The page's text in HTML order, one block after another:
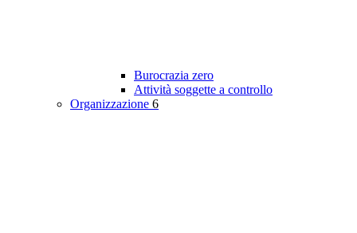
Burocrazia zero
Attività soggette a controllo
Organizzazione 6